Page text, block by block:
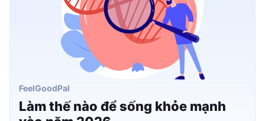
FeelGoodPal
Làm thế nào để sống khỏe mạnh